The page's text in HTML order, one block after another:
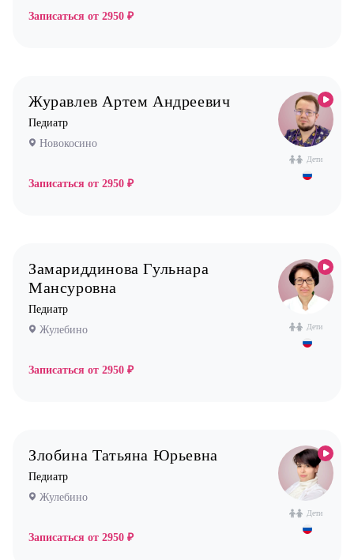
Записаться от 2950 ₽
Дети
Журавлев Артем Андреевич
Педиатр
Новокосино
Записаться от 2950 ₽
Дети
Замариддинова Гульнара
Мансуровна
Педиатр
Жулебино
Записаться от 2950 ₽
Дети
Злобина Татьяна Юрьевна
Педиатр
Жулебино
Записаться от 2950 ₽